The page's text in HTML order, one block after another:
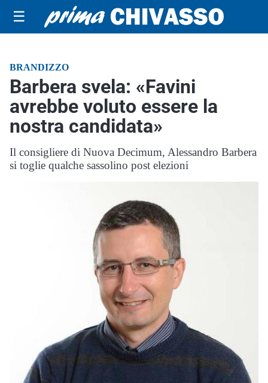
☰
BRANDIZZO
Barbera svela: «Favini
avrebbe voluto essere la
nostra candidata»
Il consigliere di Nuova Decimum, Alessandro Barbera
si toglie qualche sassolino post elezioni